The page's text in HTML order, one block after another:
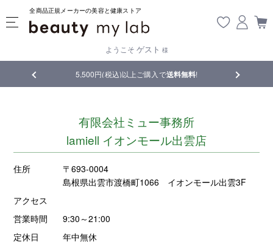
全商品正規メーカーの美容と健康ストア
ようこそ ゲスト 様
5,500円(税込)以上ご購入で送料無料! 【重要】
有限会社ミュー事務所
lamiell イオンモール出雲店
住所
〒693-0004
島根県出雲市渡橋町1066 イオンモール出雲3F
アクセス
営業時間
9:30～21:00
定休日
年中無休